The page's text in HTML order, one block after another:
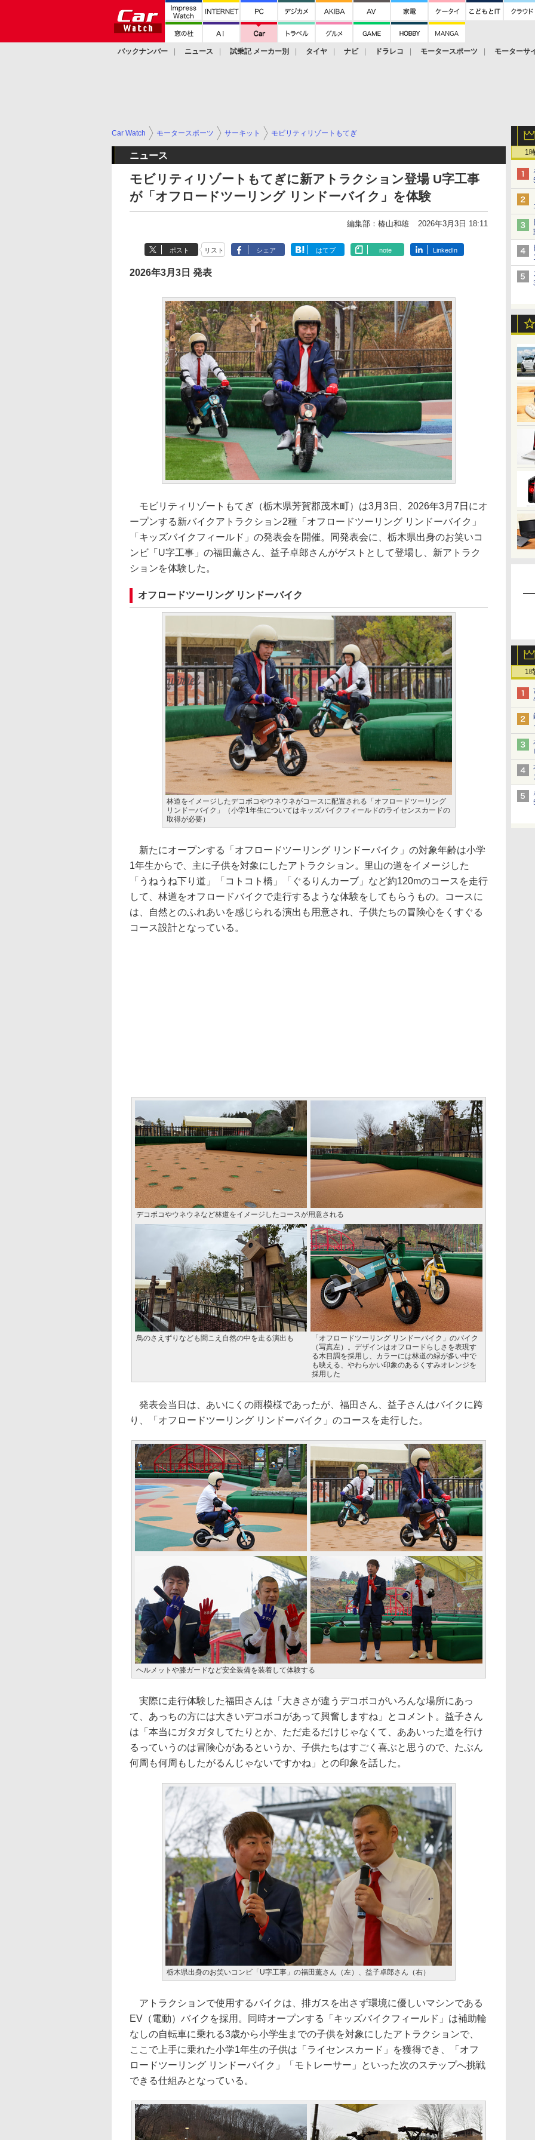
バックナンバー ニュース 試乗記 メーカー別 タイヤ ナビ ドラレコ モータースポーツ モーターサ
1
1
Car Watch モータースポーツ サーキット モビリティリゾートもてぎ
ニュース
モビリティリゾートもてぎに新アトラクション登場 U字工事
が「オフロードツーリング リンドーバイク」を体験
編集部：椿山和雄 2026年3月3日 18:11
ポスト リスト シェア はてブ note LinkedIn
2026年3月3日 発表
モビリティリゾートもてぎ（栃木県芳賀郡茂木町）は3月3日、2026年3月7日にオ
ープンする新バイクアトラクション2種「オフロードツーリング リンドーバイク」
「キッズバイクフィールド」の発表会を開催。同発表会に、栃木県出身のお笑いコ
ンビ「U字工事」の福田薫さん、益子卓郎さんがゲストとして登場し、新アトラク
ションを体験した。
オフロードツーリング リンドーバイク
林道をイメージしたデコボコやウネウネがコースに配置される「オフロードツーリング
リンドーバイク」（小学1年生についてはキッズバイクフィールドのライセンスカードの
取得が必要）
新たにオープンする「オフロードツーリング リンドーバイク」の対象年齢は小学
1年生からで、主に子供を対象にしたアトラクション。里山の道をイメージした
「うねうね下り道」「コトコト橋」「ぐるりんカーブ」など約120mのコースを走行
して、林道をオフロードバイクで走行するような体験をしてもらうもの。コースに
は、自然とのふれあいを感じられる演出も用意され、子供たちの冒険心をくすぐる
コース設計となっている。
デコボコやウネウネなど林道をイメージしたコースが用意される
鳥のさえずりなども聞こえ自然の中を走る演出も
「オフロードツーリング リンドーバイク」のバイク
（写真左）。デザインはオフロードらしさを表現す
る木目調を採用し、カラーには林道の緑が多い中で
も映える、やわらかい印象のあるくすみオレンジを
採用した
発表会当日は、あいにくの雨模様であったが、福田さん、益子さんはバイクに跨
り、「オフロードツーリング リンドーバイク」のコースを走行した。
ヘルメットや膝ガードなど安全装備を装着して体験する
実際に走行体験した福田さんは「大きさが違うデコボコがいろんな場所にあっ
て、あっちの方には大きいデコボコがあって興奮しますね」とコメント。益子さん
は「本当にガタガタしてたりとか、ただ走るだけじゃなくて、ああいった道を行け
るっていうのは冒険心があるというか、子供たちはすごく喜ぶと思うので、たぶん
何周も何周もしたがるんじゃないですかね」との印象を話した。
栃木県出身のお笑いコンビ「U字工事」の福田薫さん（左）、益子卓郎さん（右）
アトラクションで使用するバイクは、排ガスを出さず環境に優しいマシンである
EV（電動）バイクを採用。同時オープンする「キッズバイクフィールド」は補助輪
なしの自転車に乗れる3歳から小学生までの子供を対象にしたアトラクションで、
ここで上手に乗れた小学1年生の子供は「ライセンスカード」を獲得でき、「オフ
ロードツーリング リンドーバイク」「モトレーサー」といった次のステップへ挑戦
できる仕組みとなっている。